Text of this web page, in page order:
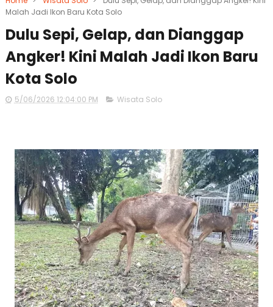
Malah Jadi Ikon Baru Kota Solo
Dulu Sepi, Gelap, dan Dianggap
Angker! Kini Malah Jadi Ikon Baru
Kota Solo
5/06/2026 12:04:00 PM Wisata Solo